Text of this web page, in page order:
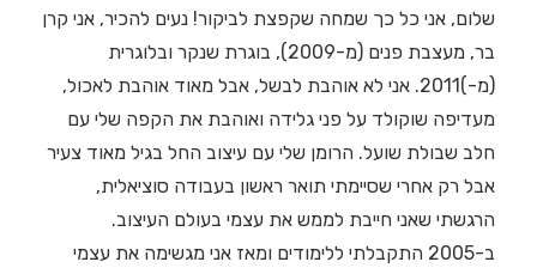
שלום, אני כל כך שמחה שקפצת לביקור! נעים להכיר, אני קרן
בר, מעצבת פנים (מ-2009), בוגרת שנקר ובלוגרית
(מ-)2011. אני לא אוהבת לבשל, אבל מאוד אוהבת לאכול,
מעדיפה שוקולד על פני גלידה ואוהבת את הקפה שלי עם
חלב שבולת שועל. הרומן שלי עם עיצוב החל בגיל מאוד צעיר
אבל רק אחרי שסיימתי תואר ראשון בעבודה סוציאלית,
הרגשתי שאני חייבת לממש את עצמי בעולם העיצוב.
ב-2005 התקבלתי ללימודים ומאז אני מגשימה את עצמי